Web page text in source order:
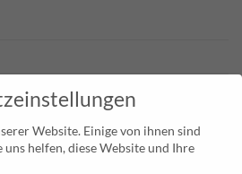
Website. Einige von ihnen sind
uns helfen, diese Website und Ihre